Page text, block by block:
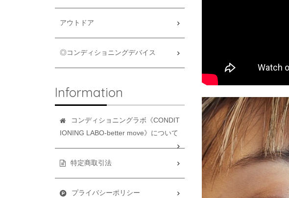
アウトドア
◎コンディショニングデバイス
Information
コンディショニングラボ《CONDIT
IONING LABO-better move》について
特定商取引法
プライバシーポリシー